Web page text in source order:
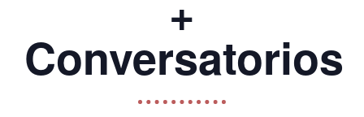
+
Conversatorios